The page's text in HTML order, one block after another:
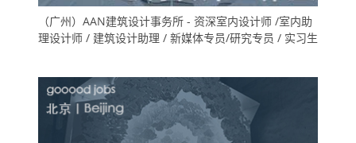
（广州）AAN建筑设计事务所 - 资深室内设计师 /室内助
理设计师 / 建筑设计助理 / 新媒体专员/研究专员 / 实习生